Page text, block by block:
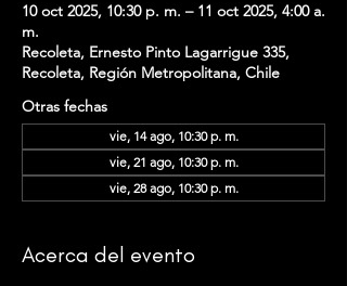
10 oct 2025, 10:30 p. m. – 11 oct 2025, 4:00 a.
m.
Recoleta, Ernesto Pinto Lagarrigue 335,
Recoleta, Región Metropolitana, Chile
Otras fechas
vie, 14 ago, 10:30 p. m.
vie, 21 ago, 10:30 p. m.
vie, 28 ago, 10:30 p. m.
Acerca del evento